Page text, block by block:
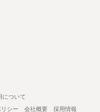
について
シー 会社概要
採用情報